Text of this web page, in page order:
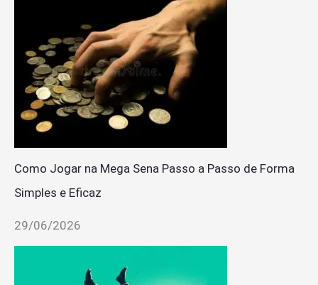
Como Jogar na Mega Sena Passo a Passo de Forma
Simples e Eficaz
29/06/2026